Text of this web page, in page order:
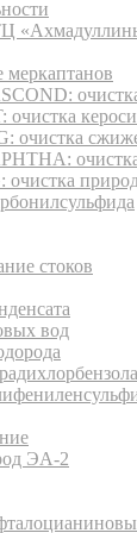
меркаптанов
очистка
очистка
очистка
стоков
вод
ЭА-2